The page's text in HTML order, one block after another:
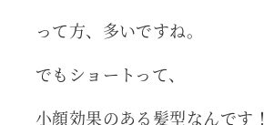
って方、多いですね。
でもショートって、
小顔効果のある髪型なんです！